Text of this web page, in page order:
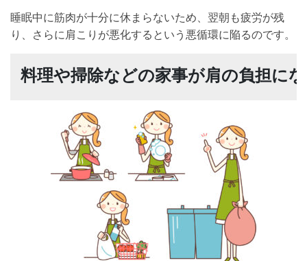
睡眠中に筋肉が十分に休まらないため、翌朝も疲労が残
り、さらに肩こりが悪化するという悪循環に陥るのです。
料理や掃除などの家事が肩の負担に